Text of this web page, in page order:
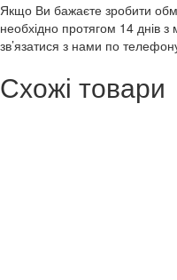
Якщо Ви бажаєте зробити
необхідно протягом 14 днів
зв’язатися з нами по
Схожі товари